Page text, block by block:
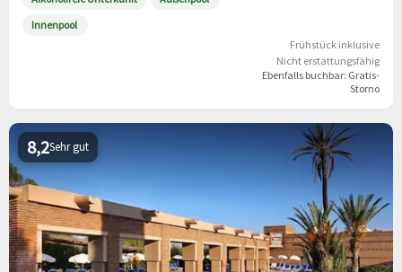
Innenpool
Frühstück inklusive
Nicht erstattungsfähig
Ebenfalls buchbar: Gratis-
Storno
Sehr gut
8,2